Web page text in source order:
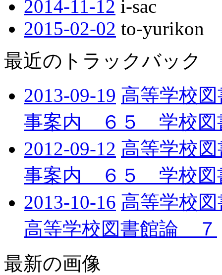
2014-11-12 i-sac
2015-02-02 to-yurikon
最近のトラックバック
2013-09-19 高等学校
事案内 ６５ 学校図
2012-09-12 高等学校
事案内 ６５ 学校図
2013-10-16 高等学校
高等学校図書館論 ７
最新の画像